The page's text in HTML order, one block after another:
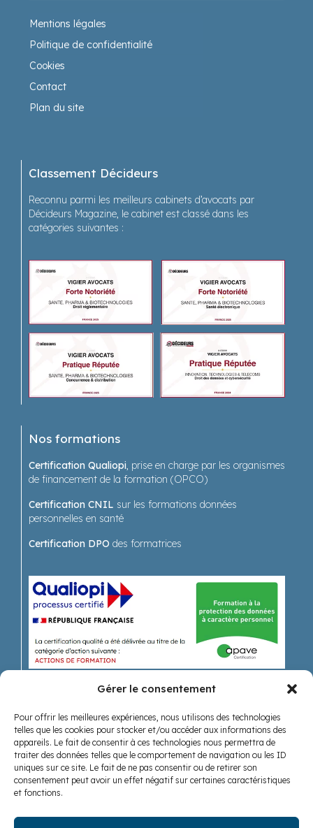
Gérer le consentement
Pour offrir les meilleures expériences, nous utilisons des technologies
telles que les cookies pour stocker et/ou accéder aux informations des
appareils. Le fait de consentir à ces technologies nous permettra de
traiter des données telles que le comportement de navigation ou les ID
uniques sur ce site. Le fait de ne pas consentir ou de retirer son
consentement peut avoir un effet négatif sur certaines caractéristiques
et fonctions.
Mentions légales
Politique de confidentialité
Cookies
Contact
Plan du site
Classement Décideurs
Reconnu parmi les meilleurs cabinets d’avocats par
Décideurs Magazine, le cabinet est classé dans les
catégories suivantes :
Nos formations
Certification Qualiopi, prise en charge par les organismes
de financement de la formation (OPCO)
Certification CNIL sur les formations données
personnelles en santé
Certification DPO des formatrices
Recevoir nos actualités